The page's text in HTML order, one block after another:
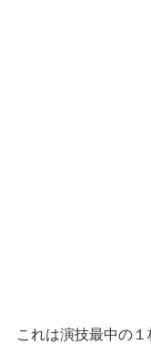
これは演技最中の